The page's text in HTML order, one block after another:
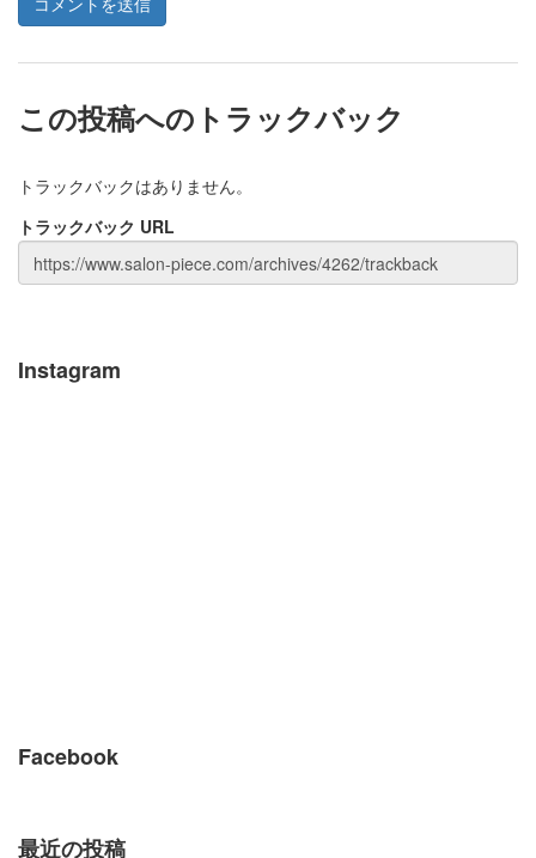
この投稿へのトラックバック
トラックバックはありません。
トラックバック URL
Instagram
Facebook
最近の投稿